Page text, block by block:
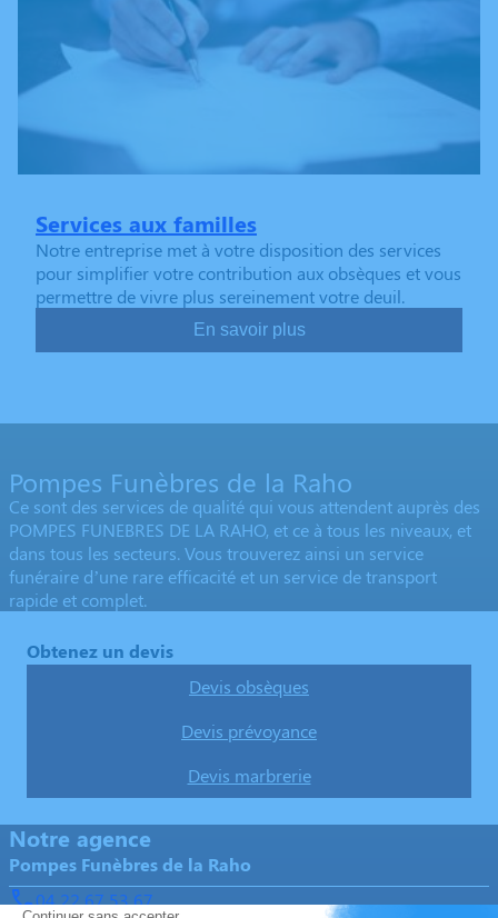
Services aux familles
Notre entreprise met à votre disposition des services
pour simplifier votre contribution aux obsèques et vous
permettre de vivre plus sereinement votre deuil.
En savoir plus
Pompes Funèbres de la Raho
Ce sont des services de qualité qui vous attendent auprès des
POMPES FUNEBRES DE LA RAHO, et ce à tous les niveaux, et
dans tous les secteurs. Vous trouverez ainsi un service
funéraire d’une rare efficacité et un service de transport
rapide et complet.
Obtenez un devis
Devis obsèques
Devis prévoyance
Devis marbrerie
Notre agence
Pompes Funèbres de la Raho
04 22 67 53 67